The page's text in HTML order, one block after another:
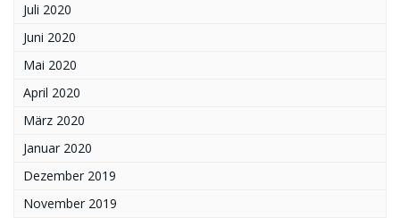
Juli 2020
Juni 2020
Mai 2020
April 2020
März 2020
Januar 2020
Dezember 2019
November 2019